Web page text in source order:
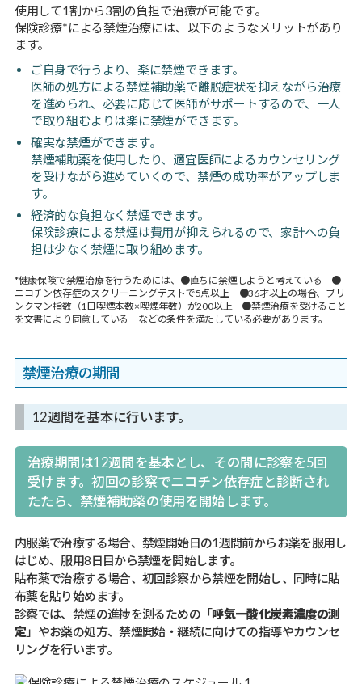
使用して1割から3割の負担で治療が可能です。
保険診療*による禁煙治療には、以下のようなメリットがあり
ます。
ご自身で行うより、楽に禁煙できます。
医師の処方による禁煙補助薬で離脱症状を抑えながら治療
を進められ、必要に応じて医師がサポートするので、一人
で取り組むよりは楽に禁煙ができます。
確実な禁煙ができます。
禁煙補助薬を使用したり、適宜医師によるカウンセリング
を受けながら進めていくので、禁煙の成功率がアップしま
す。
経済的な負担なく禁煙できます。
保険診療による禁煙は費用が抑えられるので、家計への負
担は少なく禁煙に取り組めます。
*健康保険で禁煙治療を行うためには、●直ちに禁煙しようと考えている ●
ニコチン依存症のスクリーニングテストで5点以上 ●36才以上の場合、ブリ
ンクマン指数（1日喫煙本数×喫煙年数）が200以上 ●禁煙治療を受けること
を文書により同意している などの条件を満たしている必要があります。
禁煙治療の期間
12週間を基本に行います。
治療期間は12週間を基本とし、その間に診察を5回
受けます。初回の診察でニコチン依存症と診断され
たたら、禁煙補助薬の使用を開始します。
内服薬で治療する場合、禁煙開始日の1週間前からお薬を服用し
はじめ、服用8日目から禁煙を開始します。
貼布薬で治療する場合、初回診察から禁煙を開始し、同時に貼
布薬を貼り始めます。
診察では、禁煙の進捗を測るための「呼気一酸化炭素濃度の測
定 」やお薬の処方、禁煙開始・継続に向けての指導やカウンセ
リングを行います。